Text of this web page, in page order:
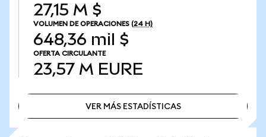
27,15 M $
VOLUMEN DE OPERACIONES (24 H)
648,36 mil $
OFERTA CIRCULANTE
23,57 M EURE
VER MÁS ESTADÍSTICAS